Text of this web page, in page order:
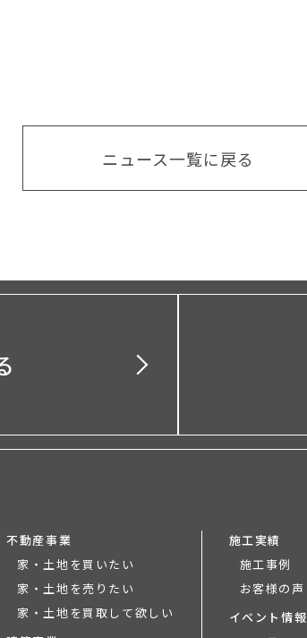
ニュース一覧に戻る
不動産事業
家・土地を買いたい
家・土地を売りたい
家・土地を買取して欲しい
施工実績
施工事例
お客様の声
イベント情報